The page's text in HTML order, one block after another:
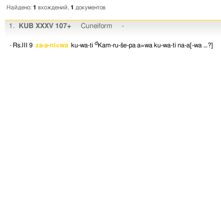
Найдено: 1 вхождений, 1 документов
1. KUB XXXV 107+ Cuneiform -
· Rs.III 9 za-a-ni=wa ku-wa-ti d Kam-ru-še-pa a=wa ku-wa-ti na-a[-wa …?]